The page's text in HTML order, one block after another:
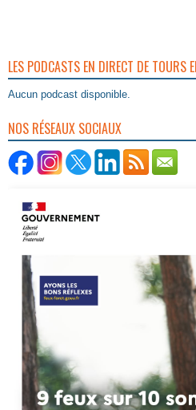
LES PODCASTS EN DIRECT DE TOURS
Aucun podcast disponible.
NOS RÉSEAUX SOCIAUX